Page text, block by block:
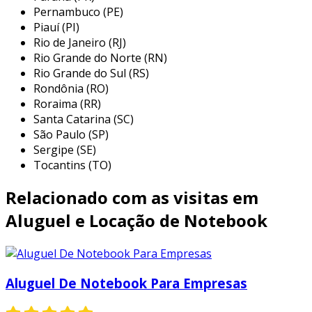
necessidades, como por exemplo:
eventos corporativos:
conferências, feiras e workshops, a
locação de notebooks garante que todos
os participantes tenham acesso à
tecnologia necessária, sem a necessidade
de transportar equipamentos próprios.
treinamentos e capacitações:
podem alugar notebooks para grupos de
facilitando o aprendizado com
equipamentos adequados.
projeções e apresentações:
profissionais que precisam fazer
podem alugar notebooks que atendam as
Pernambuco (PE)
Piauí (PI)
Rio de Janeiro (RJ)
Rio Grande do Norte (RN)
Rio Grande do Sul (RS)
Rondônia (RO)
Roraima (RR)
Santa Catarina (SC)
São Paulo (SP)
Sergipe (SE)
Tocantins (TO)
Relacionado com as visitas em
Aluguel e Locação de Notebook
Aluguel De Notebook Para Empresas